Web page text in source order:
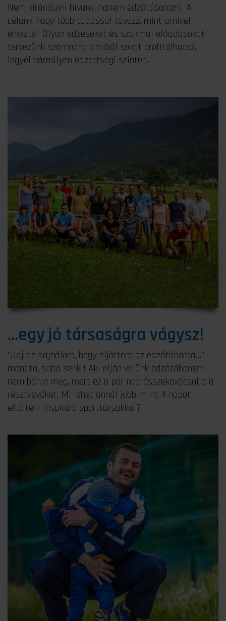
Nem kirándulni hívunk, hanem edzőtáborozni. A
célunk, hogy több tudással távozz, mint amivel
érkeztél. Olyan edzéseket és szakmai előadásokat
tervezünk számodra, amiből sokat profitálhatsz,
legyél bármilyen edzettségi szinten.
...egy jó társaságra vágysz!
“Jaj de sajnálom, hogy eljöttem az edzőtáborba…” –
mondta, soha senki! Aki eljön velünk edzőtáborozni,
nem bánja meg, mert ez a pár nap összekovácsolja a
résztvevőket. Mi lehet annál jobb, mint 4 napot
eltölteni inspiráló sporttársakkal?